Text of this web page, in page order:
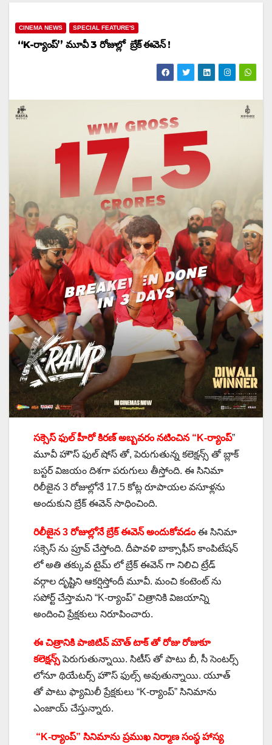
CINEMA NEWS SPECIAL FEATURE'S
“K-ర్యాంప్” మూవీ 3 రోజుల్లో బ్రేక్ ఈవెన్ !
సక్సెస్ ఫుల్ హీరో కిరణ్ అబ్బవరం నటించిన “K-ర్యాంప్”
మూవీ హౌస్ ఫుల్ షోస్ తో, పెరుగుతున్న కలెక్షన్స్ తో బ్లాక్
బస్టర్ విజయం దిశగా పరుగులు తీస్తోంది. ఈ సినిమా
రిలీజైన 3 రోజుల్లోనే 17.5 కోట్ల రూపాయల వసూళ్లను
అందుకుని బ్రేక్ ఈవెన్ సాధించింది.
రిలీజైన 3 రోజుల్లోనే బ్రేక్ ఈవెన్ అందుకోవడంఈ సినిమా
సక్సెస్ ను ప్రూవ్ చేస్తోంది. దీపావళి బాక్సాఫీస్ కాంపిటేషన్
లో అతి తక్కువ టైమ్ లో బ్రేక్ ఈవెన్ గా నిలిచి ట్రేడ్
వర్గాల దృష్టిని ఆకర్షిస్తోందీ మూవీ. మంచి కంటెంట్ ను
సపోర్ట్ చేస్తామని “K-ర్యాంప్” చిత్రానికి విజయాన్ని
అందించి ప్రేక్షకులు నిరూపించారు.
ఈ చిత్రానికి పాజిటివ్ మౌత్ టాక్ తో రోజు రోజుకూ
కలెక్షన్స్పెరుగుతున్నాయి. సిటీస్ తో పాటు బీ, సీ సెంటర్స్
లోనూ థియేటర్స్ హౌస్ ఫుల్స్ అవుతున్నాయి. యూత్
తో పాటు ఫ్యామిలీ ప్రేక్షకులు “K-ర్యాంప్” సినిమాను
ఎంజాయ్ చేస్తున్నారు.
“K-ర్యాంప్” సినిమాను ప్రముఖ నిర్మాణ సంస్థ హాస్య